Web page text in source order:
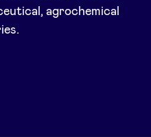
agrochemical